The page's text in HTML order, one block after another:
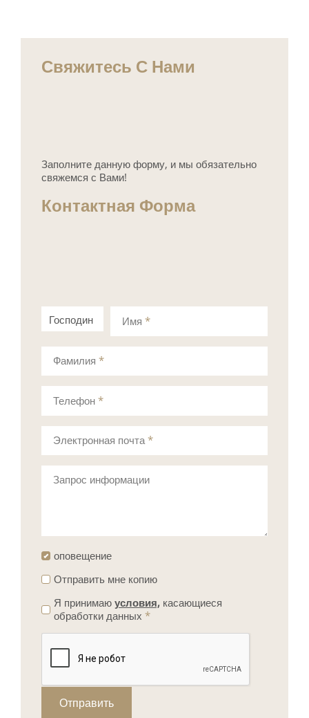
Свяжитесь С Нами
Заполните данную форму, и мы обязательно
свяжемся с Вами!
Контактная Форма
Господин Госпожа
Имя *
Телефон *
Запрос информации
Фамилия *
Электронная почта*
оповещение
Отправить мне копию
Я принимаю условия, касающиеся
обработки данных *
Отправить